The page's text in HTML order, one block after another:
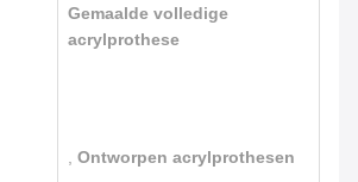
Gemaalde volledige
acrylprothese
Ontworpen acrylprothesen